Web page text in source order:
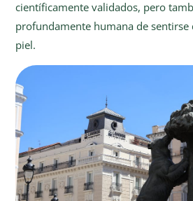
científicamente validados, pero
profundamente humana de
piel.